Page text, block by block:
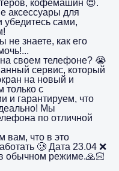
кофемашин 😍.
аксессуары для
сами,
не знаете, как его
на своем телефоне? 😭
сервис, который
на новый и
только с
гарантируем, что
Мы
по отличной
вам, что в это
🥲 Дата 23.04 ❌
обычном режиме.🙏🏻